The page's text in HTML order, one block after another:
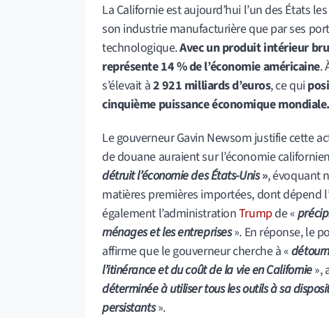
La Californie est aujourd’hui l’un des États
son industrie manufacturière que par ses
technologique.Avec un produit intérieur
représente 14 % de l’économie américaine.
s’élevait à2 921 milliards d’euros, ce qui
cinquième puissance économique mondiale.
Le gouverneur Gavin Newsom justifie cette
de douane auraient sur l’économie
détruit l’économie des États-Unis», évoquant
matières premières importées, dont dépend
également l’administrationTrumpde «
ménages et les entreprises». En réponse, le
affirme que le gouverneur cherche à «
l’itinérance et du coût de la vie en Californie»,
déterminée à utiliser tous les outils à sa
persistants».